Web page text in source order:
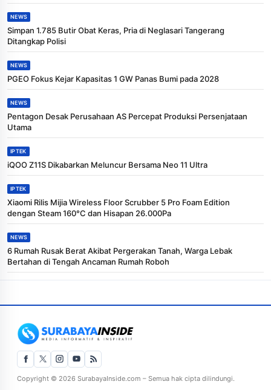
NEWS
Simpan 1.785 Butir Obat Keras, Pria di Neglasari Tangerang
Ditangkap Polisi
NEWS
PGEO Fokus Kejar Kapasitas 1 GW Panas Bumi pada 2028
NEWS
Pentagon Desak Perusahaan AS Percepat Produksi Persenjataan
Utama
IPTEK
iQOO Z11S Dikabarkan Meluncur Bersama Neo 11 Ultra
IPTEK
Xiaomi Rilis Mijia Wireless Floor Scrubber 5 Pro Foam Edition
dengan Steam 160°C dan Hisapan 26.000Pa
NEWS
6 Rumah Rusak Berat Akibat Pergerakan Tanah, Warga Lebak
Bertahan di Tengah Ancaman Rumah Roboh
Copyright © 2026 SurabayaInside.com – Semua hak cipta dilindungi.